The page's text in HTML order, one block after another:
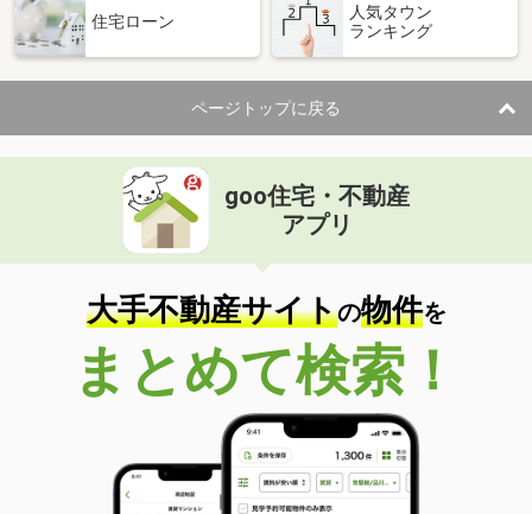
住宅ローン
人気タウン
ランキング
ページトップに戻る
goo住宅・不動産
アプリ
大手不動産サイトの物件を
まとめて検索！